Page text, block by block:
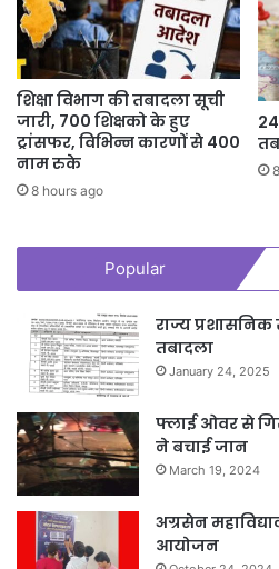
शिक्षा विभाग की तबादला सूची
जारी, 700 शिक्षको के हुए
ट्रांसफर, विभिन्न कारणों से 400
नाम रुके
8 hours ago
Popular
राज्य प्रशासनिक
तबादला
January 24, 2025
फ्लाई ओवर से
ने बचाई जान
March 19, 2024
अग्रसेन
आयोजन